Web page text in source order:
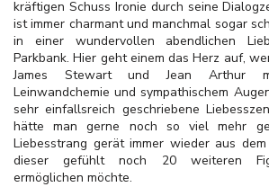
kräftigen Schuss Ironie durch seine
ist immer charmant und manchmal sogar
in einer wundervollen abendlichen
Parkbank. Hier geht einem das Herz auf,
James Stewart und Jean Arthur
Leinwandchemie und sympathischem
sehr einfallsreich geschriebene
hätte man gerne noch so viel mehr
Liebesstrang gerät immer wieder aus
dieser gefühlt noch 20 weiteren
ermöglichen möchte.